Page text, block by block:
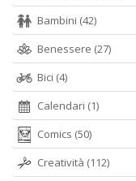
Bambini (42)
Benessere (27)
Bici (4)
Calendari (1)
Comics (50)
Creatività (112)